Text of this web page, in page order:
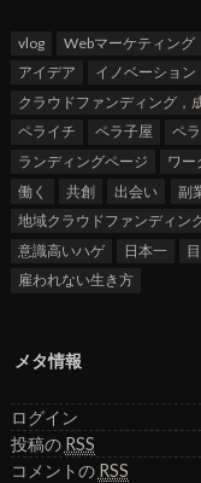
vlog Webマーケティング
アイデア
イノベーション
クラウドファンディング，
ペライチ
ペラ子屋 ペ
ランディングページ
ワー
働く
共創 出会い 副
地域クラウドファンディン
意識高いハゲ
日本一
雇われない生き方
メタ情報
ログイン
投稿の RSS
コメントの RSS